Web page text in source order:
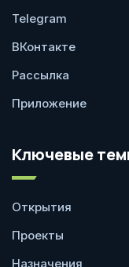
Telegram
ВКонтакте
Рассылка
Приложение
Ключевые
Открытия
Проекты
Назначения